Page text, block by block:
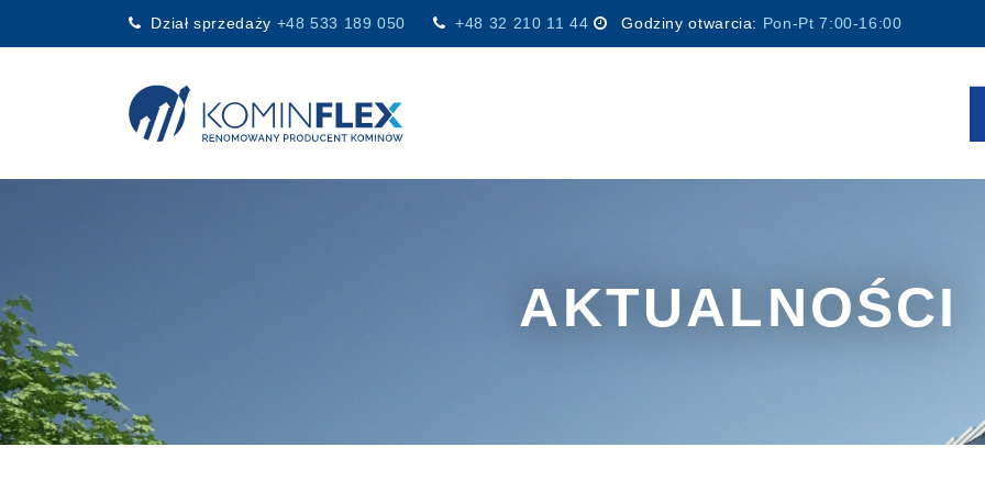
Dział sprzedaży +48 533 189 050 +48 32 210 11 44 Godziny otwarcia: Pon-Pt 7:00-16:00
Main Navigation
AKTUALNOŚCI